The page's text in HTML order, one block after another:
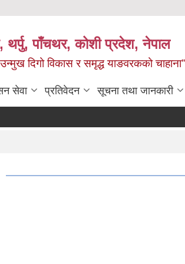
थर्पु, पाँचथर, कोशी प्रदेश, नेपाल
दिगो विकास र समृद्ध याङवरकको चाहाना”
सेवा प्रतिवेदन सूचना तथा जानकारी